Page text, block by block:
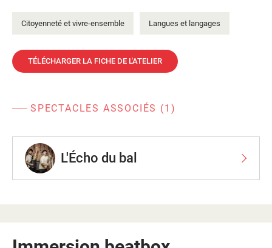
Citoyenneté et vivre-ensemble Langues et langages
TÉLÉCHARGER LA FICHE DE L'ATELIER
SPECTACLES ASSOCIÉS (1)
L'Écho du bal